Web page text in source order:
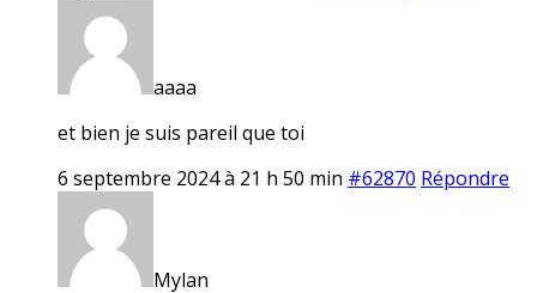
aaaa
et bien je suis pareil que toi
6 septembre 2024 à 21 h 50 min #62870 Répondre
Mylan